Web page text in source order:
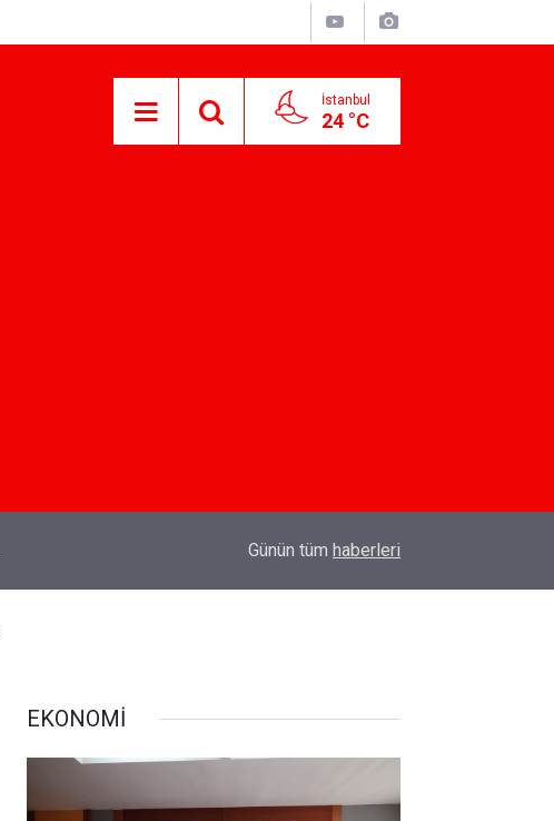
İstanbul
24 °C
TÜRK SİLAHLI KUVVETLERİNE SURİYE'DE
Günün tüm haberleri
EKONOMİ